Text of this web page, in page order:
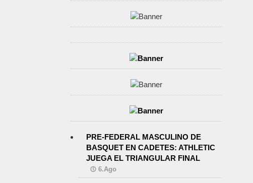
PRE-FEDERAL MASCULINO DE
BASQUET EN CADETES: ATHLETIC
JUEGA EL TRIANGULAR FINAL
6.Ago